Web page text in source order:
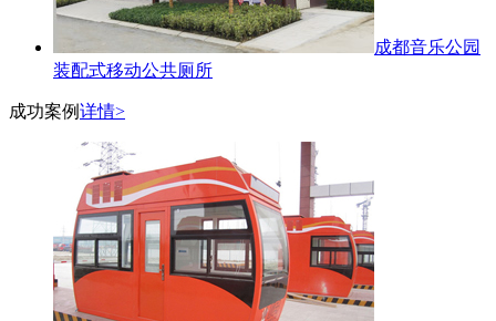
成都音乐公园
装配式移动公共厕所
成功案例详情>